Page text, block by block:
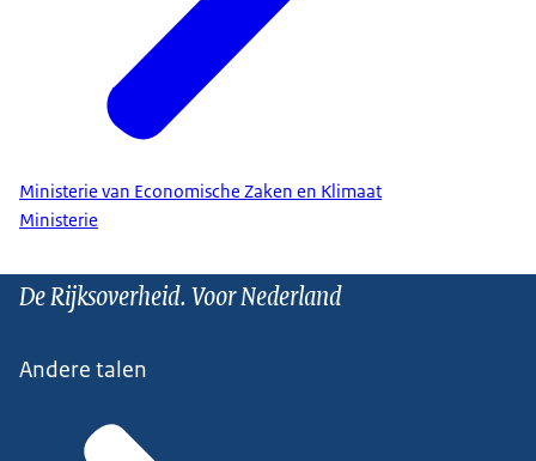
Ministerie van Economische Zaken en Klimaat
Ministerie
De Rijksoverheid. Voor Nederland
Andere talen